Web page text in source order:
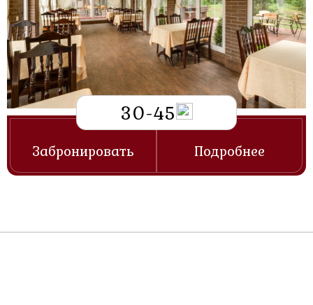
30-45
Забронировать Подробнее